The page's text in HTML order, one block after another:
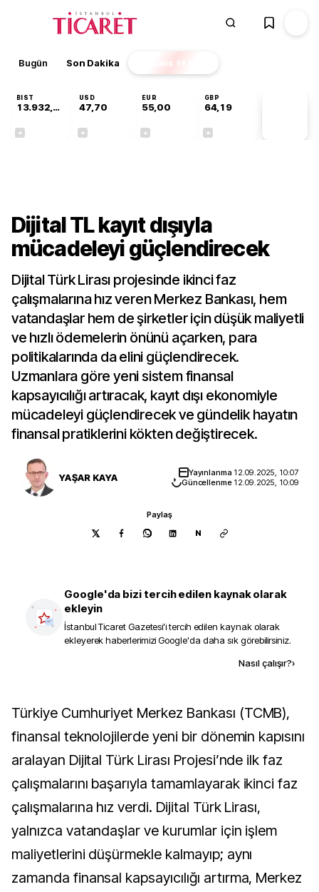
Bugün Son Dakika Finans EKSTRA
BIST
13.932,50
USD
47,70
EUR
55,00
GBP
64,19
Dijital TL kayıt dışıyla
mücadeleyi güçlendirecek
Dijital Türk Lirası projesinde ikinci faz
çalışmalarına hız veren Merkez Bankası, hem
vatandaşlar hem de şirketler için düşük maliyetli
ve hızlı ödemelerin önünü açarken, para
politikalarında da elini güçlendirecek.
Uzmanlara göre yeni sistem finansal
kapsayıcılığı artıracak, kayıt dışı ekonomiyle
mücadeleyi güçlendirecek ve gündelik hayatın
finansal pratiklerini kökten değiştirecek.
YAŞAR KAYA Yayınlanma 12.09.2025, 10:07
Güncellenme 12.09.2025, 10:09
Paylaş
N
Google'da bizi tercih edilen kaynak olarak
ekleyin
İstanbul Ticaret Gazetesi'i tercih edilen kaynak olarak
ekleyerek haberlerimizi Google'da daha sık görebilirsiniz.
Nasıl çalışır?›
Türkiye Cumhuriyet Merkez Bankası (TCMB),
finansal teknolojilerde yeni bir dönemin kapısını
aralayan Dijital Türk Lirası Projesi’nde ilk faz
çalışmalarını başarıyla tamamlayarak ikinci faz
çalışmalarına hız verdi. Dijital Türk Lirası,
yalnızca vatandaşlar ve kurumlar için işlem
maliyetlerini düşürmekle kalmayıp; aynı
zamanda finansal kapsayıcılığı artırma, Merkez